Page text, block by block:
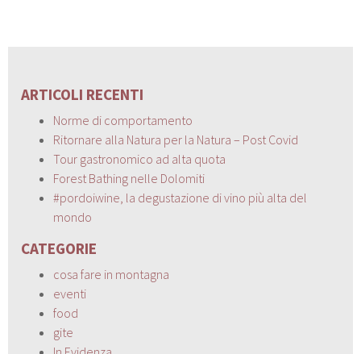
ARTICOLI RECENTI
Norme di comportamento
Ritornare alla Natura per la Natura – Post Covid
Tour gastronomico ad alta quota
Forest Bathing nelle Dolomiti
#pordoiwine, la degustazione di vino più alta del
mondo
CATEGORIE
cosa fare in montagna
eventi
food
gite